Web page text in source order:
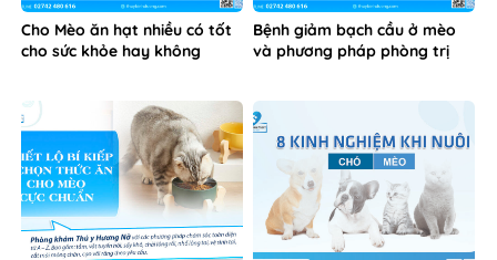
Cho Mèo ăn hạt nhiều có tốt
cho sức khỏe hay không
Bệnh giảm bạch cầu ở mèo
và phương pháp phòng trị